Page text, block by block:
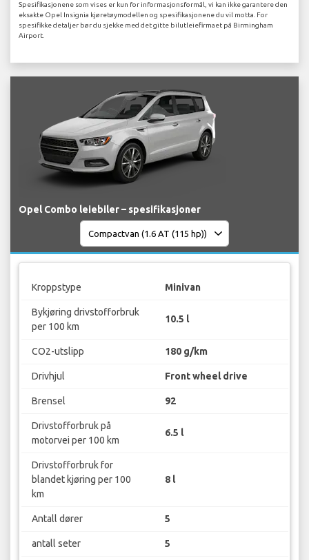
Spesifikasjonene som vises er kun for informasjonsformål, vi kan ikke garantere den
eksakte Opel Insignia kjøretøymodellen og spesifikasjonene du vil motta. For
spesifikke detaljer bør du sjekke med det gitte bilutleiefirmaet på Birmingham
Airport.
Opel Combo leiebiler – spesifikasjoner
Kroppstype Minivan
Bykjøring drivstofforbruk
per 100 km
10.5 l
CO2-utslipp 180 g/km
Drivhjul Front wheel drive
Brensel 92
Drivstofforbruk på
motorvei per 100 km
6.5 l
Drivstofforbruk for
blandet kjøring per 100
km
8 l
Antall dører 5
antall seter 5